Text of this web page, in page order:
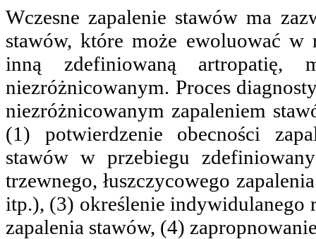
Wczesne zapalenie stawów ma
stawów, które może ewoluować w
inną zdefiniowaną artropatię,
niezróżnicowanym. Proces
niezróżnicowanym zapaleniem
(1) potwierdzenie obecności
stawów w przebiegu
trzewnego, łuszczycowego
itp.), (3) określenie indywidulanego
zapalenia stawów, (4)